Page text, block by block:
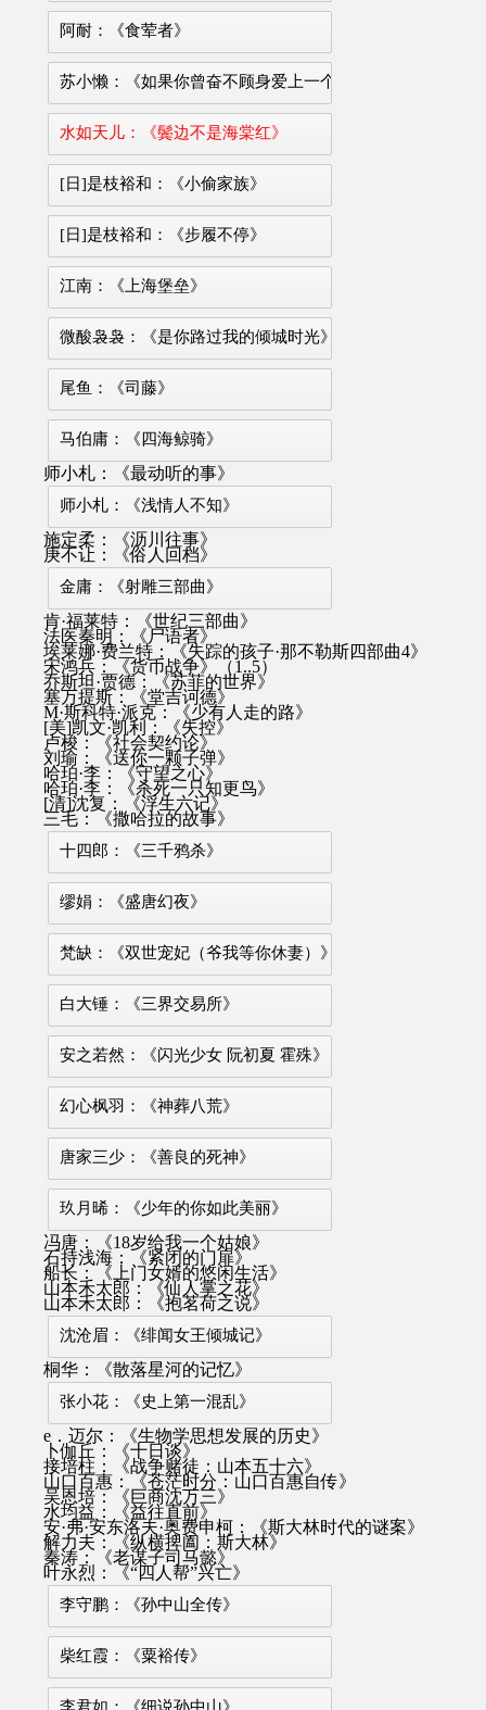
阿耐：《食荤者》
苏小懒：《如果你曾奋不顾身爱上一个人》
水如天儿：《鬓边不是海棠红》
[日]是枝裕和：《小偷家族》
[日]是枝裕和：《步履不停》
江南：《上海堡垒》
微酸袅袅：《是你路过我的倾城时光》
尾鱼：《司藤》
马伯庸：《四海鲸骑》
师小札：《最动听的事》
师小札：《浅情人不知》
施定柔：《沥川往事》
庚不让：《俗人回档》
金庸：《射雕三部曲》
肯·福莱特：《世纪三部曲》
法医秦明：《尸语者》
埃莱娜·费兰特：《失踪的孩子·那不勒斯四部曲4》
宋鸿兵：《货币战争》（1..5）
乔斯坦·贾德：《苏菲的世界》
塞万提斯：《堂吉诃德》
M·斯科特·派克：《少有人走的路》
[美]凯文·凯利：《失控》
卢梭：《社会契约论》
刘瑜：《送你一颗子弹》
哈珀·李：《守望之心》
哈珀·李：《杀死一只知更鸟》
[清]沈复：《浮生六记》
三毛：《撒哈拉的故事》
十四郎：《三千鸦杀》
缪娟：《盛唐幻夜》
梵缺：《双世宠妃（爷我等你休妻）》
白大锤：《三界交易所》
安之若然：《闪光少女 阮初夏 霍殊》
幻心枫羽：《神葬八荒》
唐家三少：《善良的死神》
玖月晞：《少年的你如此美丽》
冯唐：《18岁给我一个姑娘》
石持浅海：《紧闭的门扉》
船长：《上门女婿的悠闲生活》
山本禾太郎：《仙人掌之花》
山本禾太郎：《抱茗荷之说》
沈沧眉：《绯闻女王倾城记》
桐华：《散落星河的记忆》
张小花：《史上第一混乱》
e．迈尔：《生物学思想发展的历史》
卜伽丘：《十日谈》
接培柱：《战争赌徒：山本五十六》
山口百惠：《苍茫时分：山口百惠自传》
吴恩培：《巨商沈万三》
水均益：《益往直前》
安·弗·安东洛夫·奥费申柯：《斯大林时代的谜案》
解力夫：《纵横捭阖：斯大林》
秦涛：《老谋子司马懿》
叶永烈：《“四人帮”兴亡》
李守鹏：《孙中山全传》
柴红霞：《粟裕传》